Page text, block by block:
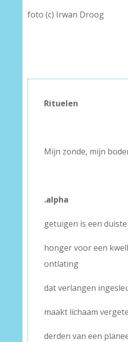
foto (c) Irwan Droog
Rituelen
Mijn zonde, mijn
.alpha
getuigen is een
honger voor een
ontlating
dat verlangen
maakt lichaam
derden van een